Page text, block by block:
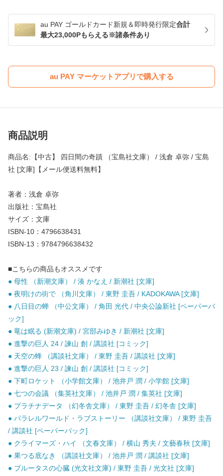
au PAY ゴールドカード新規＆即時発行限定合計
最大23,000Pもらえる※諸条件あり
au PAY マーケットアプリで購入する
商品説明
商品名:【中古】 四日間の奇蹟 （宝島社文庫） / 浅倉 卓弥 / 宝島
社 [文庫]【メール便送料無料】
著者：浅倉 卓弥
出版社：宝島社
サイズ：文庫
ISBN-10：4796638431
ISBN-13：9784796638432
■こちらの商品もオススメです
● 母性 （新潮文庫） / 湊 かなえ / 新潮社 [文庫]
● 夜明けの街で （角川文庫） / 東野 圭吾 / KADOKAWA [文庫]
● 八日目の蝉 （中公文庫） / 角田 光代 / 中央公論新社 [ペーパーバ
ック]
● 竜は眠る (新潮文庫) / 宮部みゆき / 新潮社 [文庫]
● 進撃の巨人 24 / 諫山 創 / 講談社 [コミック]
● 天空の蜂 （講談社文庫） / 東野 圭吾 / 講談社 [文庫]
● 進撃の巨人 23 / 諫山 創 / 講談社 [コミック]
● 下町ロケット （小学館文庫） / 池井戸 潤 / 小学館 [文庫]
● 七つの会議 （集英社文庫） / 池井戸 潤 / 集英社 [文庫]
● プラチナデータ （幻冬舎文庫） / 東野 圭吾 / 幻冬舎 [文庫]
● パラレルワールド・ラブストーリー （講談社文庫） / 東野 圭吾
/ 講談社 [ペーパーバック]
● クライマーズ・ハイ （文春文庫） / 横山 秀夫 / 文藝春秋 [文庫]
● 果つる底なき （講談社文庫） / 池井戸 潤 / 講談社 [文庫]
● ブルータスの心臓 (光文社文庫) / 東野 圭吾 / 光文社 [文庫]